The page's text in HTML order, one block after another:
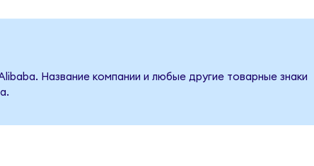
Название компании и любые другие товарные знаки